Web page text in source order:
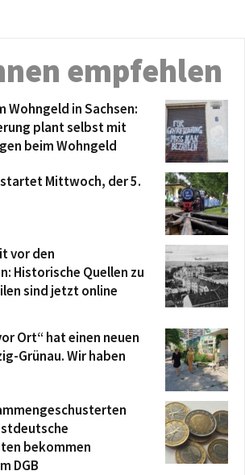
empfehlen
Wohngeld in Sachsen:
plant selbst mit
beim Wohngeld
startet Mittwoch, der 5.
vor den
Historische Quellen zu
sind jetzt online
Ort“ hat einen neuen
Grünau. Wir haben
bekommen
DGB